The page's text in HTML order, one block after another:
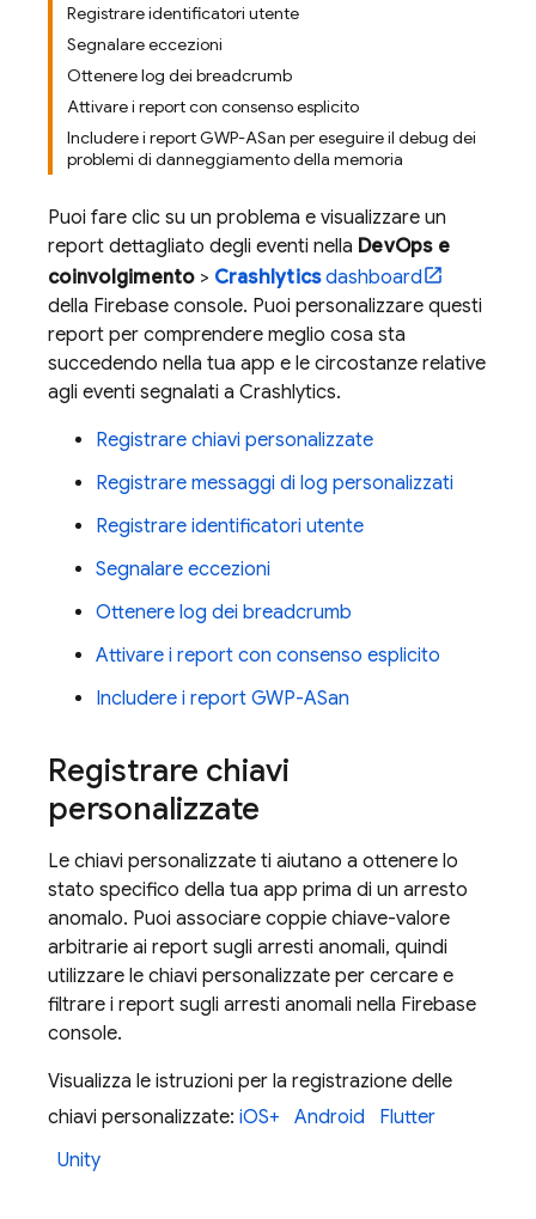
Registrare identificatori utente
Segnalare eccezioni
Ottenere log dei breadcrumb
Attivare i report con consenso esplicito
Includere i report GWP-ASan per eseguire il debug dei
problemi di danneggiamento della memoria
Puoi fare clic su un problema e visualizzare un
report dettagliato degli eventi nella DevOps e
coinvolgimento> Crashlyticsdashboard
della Firebase console. Puoi personalizzare questi
report per comprendere meglio cosa sta
succedendo nella tua app e le circostanze relative
agli eventi segnalati a Crashlytics.
Registrare chiavi personalizzate
Registrare messaggi di log personalizzati
Registrare identificatori utente
Segnalare eccezioni
Ottenere log dei breadcrumb
Attivare i report con consenso esplicito
Includere i report GWP-ASan
Registrare chiavi
personalizzate
Le chiavi personalizzate ti aiutano a ottenere lo
stato specifico della tua app prima di un arresto
anomalo. Puoi associare coppie chiave-valore
arbitrarie ai report sugli arresti anomali, quindi
utilizzare le chiavi personalizzate per cercare e
filtrare i report sugli arresti anomali nella Firebase
console.
Visualizza le istruzioni per la registrazione delle
chiavi personalizzate: iOS+ Android
Flutter
Unity